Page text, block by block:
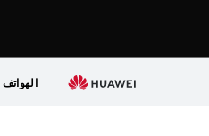
X3
Specification
الهواتف